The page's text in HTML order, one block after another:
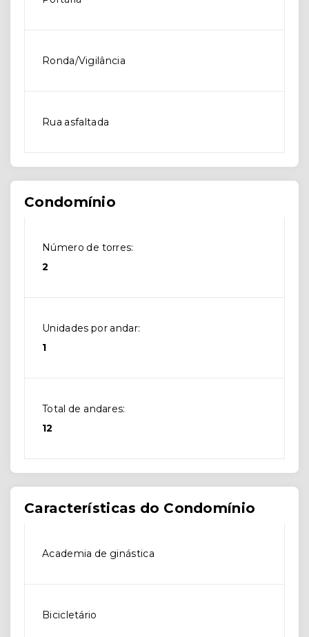
Ronda/Vigilância
Rua asfaltada
Condomínio
Número de torres:
2
Unidades por andar:
1
Total de andares:
12
Características do Condomínio
Academia de ginástica
Bicicletário